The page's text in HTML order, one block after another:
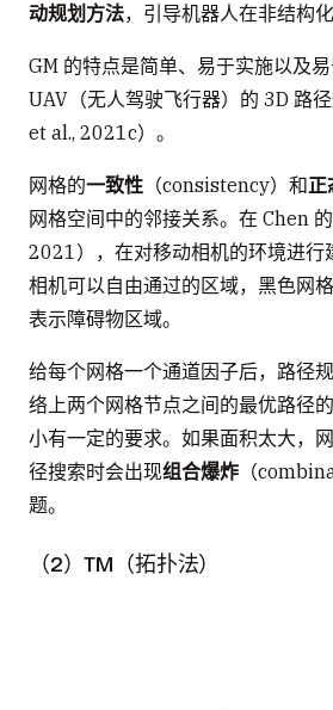
动规划方法，引导机器人在非结构
GM 的特点是简单、易于实施以及
UAV（无人驾驶飞行器）的 3D 路
et al., 2021c）。
网格的一致性 （consistency）和正
网格空间中的邻接关系。在 Chen
2021），在对移动相机的环境进行
相机可以自由通过的区域，黑色网
表示障碍物区域。
给每个网格一个通道因子后，路径
络上两个网格节点之间的最优路径
小有一定的要求。如果面积太大，
径搜索时会出现组合爆炸 （
题。
（2）TM（拓扑法）